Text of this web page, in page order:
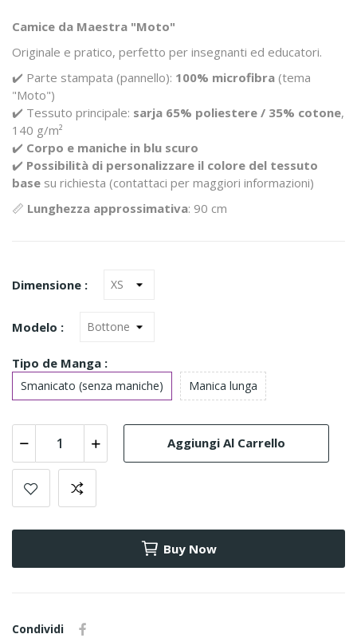
Camice da Maestra "Moto"
Originale e pratico, perfetto per insegnanti ed educatori.
✔️ Parte stampata (pannello): 100% microfibra (tema
"Moto")
✔️ Tessuto principale: sarja 65% poliestere / 35% cotone,
140 g/m²
✔️ Corpo e maniche in blu scuro
✔️ Possibilità di personalizzare il colore del tessuto
base su richiesta (contattaci per maggiori informazioni)
📏 Lunghezza approssimativa: 90 cm
Dimensione :
Modelo :
Tipo de Manga :
Smanicato (senza maniche) Manica lunga
Aggiungi Al Carrello
Buy Now
Condividi